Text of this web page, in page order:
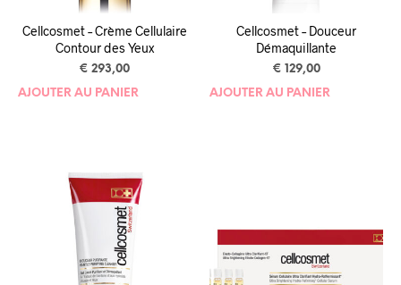
Cellcosmet – Crème Cellulaire
Contour des Yeux
€ 293,00
AJOUTER AU PANIER
Cellcosmet – Douceur
Démaquillante
€ 129,00
AJOUTER AU PANIER